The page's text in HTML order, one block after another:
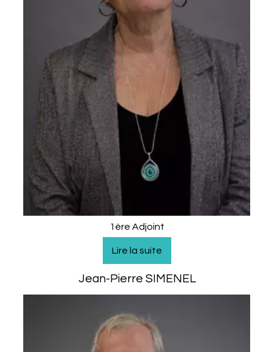
1ère Adjoint
Jean-Pierre SIMENEL